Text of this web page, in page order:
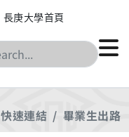
長庚大學首頁
搜尋
快速連結 畢業生出路